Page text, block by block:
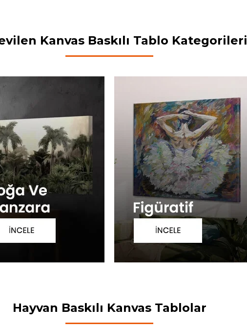
Kanvas Baskılı Tablo Kategorileri
Hayvan Baskılı Kanvas Tablolar